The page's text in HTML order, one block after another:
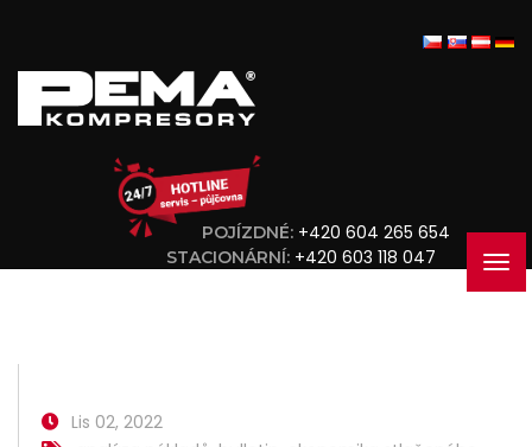
POJÍZDNÉ: +420 604 265 654
STACIONÁRNÍ: +420 603 118 047
Lis 02, 2022